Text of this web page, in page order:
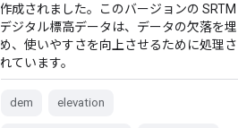
作成されました。このバージョンの SRTM
デジタル標高データは、データの欠落を埋
め、使いやすさを向上させるために処理さ
れています。
dem elevation